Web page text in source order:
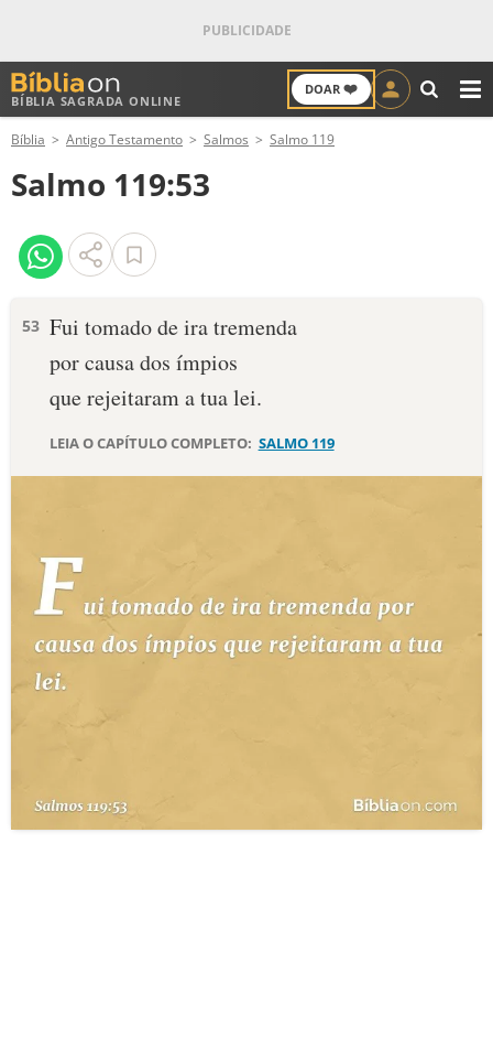
BÍBLIA SAGRADA ONLINE
DOAR ❤️
ANTIGO TESTAMENTO
NOVO TESTAMENTO
VERSÍCULOS
PALAVRA DO DIA
DEVOCIONAL DIÁRIO
ESTUDOS BÍBLICOS
ESBOÇOS DE PREGAÇÃO
PERGUNTE À BÍBLIA
TERMO BÍBLICO
Bíblia Antigo Testamento Salmos Salmo 119
Salmo 119:53
53 Fui tomado de ira tremenda
por causa dos ímpios
que rejeitaram a tua lei.
LEIA O CAPÍTULO COMPLETO: SALMO 119